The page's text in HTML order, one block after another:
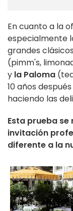
En cuanto a la
especialmente
grandes
(pimm's,
y la Paloma
10 años
haciendo las
Esta prueba
invitación
diferente a la